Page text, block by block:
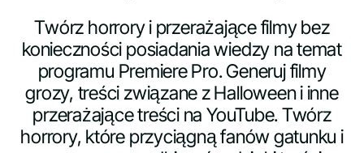
Twórz horrory i przerażające filmy bez
konieczności posiadania wiedzy na temat
programu Premiere Pro. Generuj filmy
grozy, treści związane z Halloween i inne
przerażające treści na YouTube. Twórz
horrory, które przyciągną fanów gatunku i